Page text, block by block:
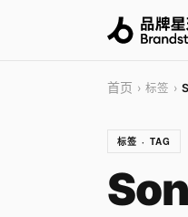
首页 › 标签 ›
标签 · TAG